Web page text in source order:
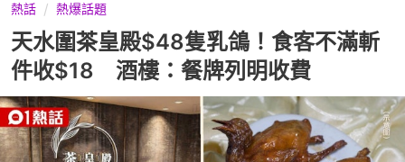
熱話 熱爆話題
天水圍茶皇殿$48隻乳鴿！食客不滿斬
件收$18 酒樓：餐牌列明收費